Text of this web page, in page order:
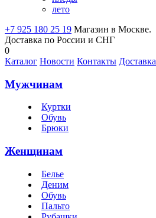
лето
+7 925 180 25 19 Магазин в Москве.
Доставка по России и СНГ
0
Каталог Новости Контакты Доставка
Мужчинам
Куртки
Обувь
Брюки
Женщинам
Белье
Деним
Обувь
Пальто